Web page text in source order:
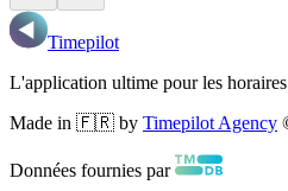
Timepilot
L'application ultime pour les
Made in 🇫🇷 by Timepilot Agency
Données fournies par